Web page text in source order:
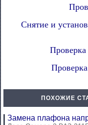
Снятие и
Проверка
ПОХОЖИЕ
Замена плафона